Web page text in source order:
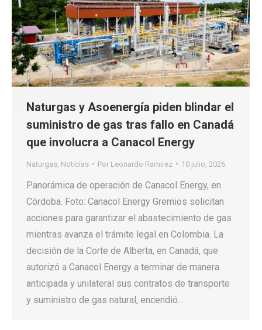
Naturgas y Asoenergía piden blindar el
suministro de gas tras fallo en Canadá
que involucra a Canacol Energy
Naturgas Noticias Por Leonardo Ramirez 10 julio, 2026
Panorámica de operación de Canacol Energy, en
Córdoba. Foto: Canacol Energy Gremios solicitan
acciones para garantizar el abastecimiento de gas
mientras avanza el trámite legal en Colombia. La
decisión de la Corte de Alberta, en Canadá, que
autorizó a Canacol Energy a terminar de manera
anticipada y unilateral sus contratos de transporte
y suministro de gas natural, encendió…